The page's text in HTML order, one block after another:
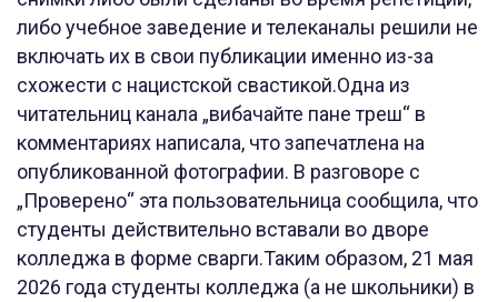
либо учебное заведение и телеканалы решили не
включать их в свои публикации именно из-за
схожести с нацистской свастикой.Одна из
читательниц канала „вибачайте пане треш“ в
комментариях написала, что запечатлена на
опубликованной фотографии. В разговоре с
„Проверено“ эта пользовательница сообщила, что
студенты действительно вставали во дворе
колледжа в форме сварги.Таким образом, 21 мая
2026 года студенты колледжа (а не школьники) в